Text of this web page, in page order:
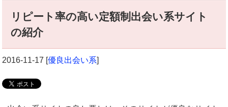
リピート率の高い定額制出会い系サイト
の紹介
2016-11-17 [優良出会い系]